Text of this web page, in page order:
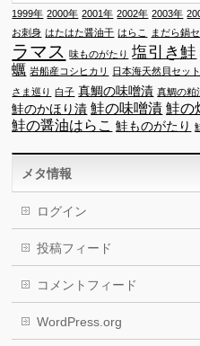
1999年 2000年 2001年 2002年 2003年
お刺身 はたはた醤油干 はらこ まだら鍋
ラマス
味ものがたり 塩引き鮭
蠣 岩船産コシヒカリ 日本海天然貝セット
さま巡り 白子 真鯛の味噌漬 真鯛の粕
鮭のかほり漬 鮭の味噌漬 鮭の
鮭の醤油はらこ 鮭ものがたり
メタ情報
ログイン
投稿フィード
コメントフィード
WordPress.org